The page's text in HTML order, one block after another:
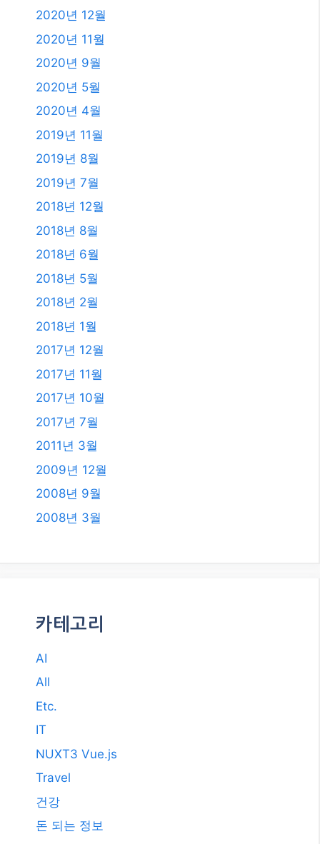
2020년 12월
2020년 11월
2020년 9월
2020년 5월
2020년 4월
2019년 11월
2019년 8월
2019년 7월
2018년 12월
2018년 8월
2018년 6월
2018년 5월
2018년 2월
2018년 1월
2017년 12월
2017년 11월
2017년 10월
2017년 7월
2011년 3월
2009년 12월
2008년 9월
2008년 3월
카테고리
AI
All
Etc.
IT
NUXT3 Vue.js
Travel
건강
돈 되는 정보